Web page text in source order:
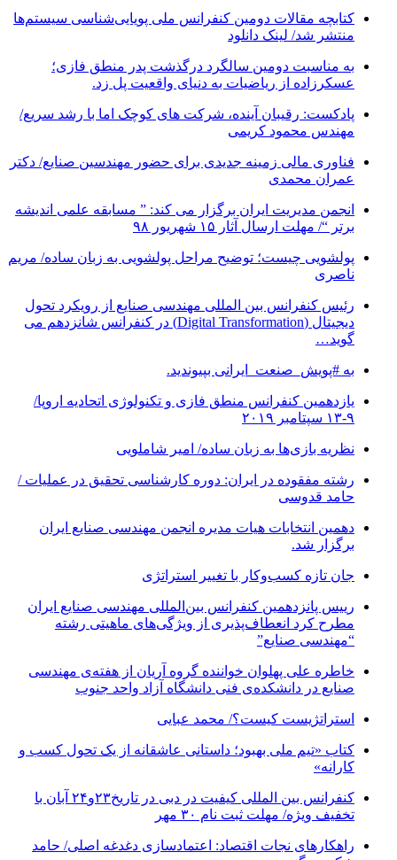
کتابچه مقالات دومین کنفرانس ملی پویایی‌شناسی سیستم‌ها
منتشر شد/ لینک دانلود
به مناسبت دومین سالگرد درگذشت پدر منطق فازی؛
عسکرزاده از ریاضیات به دنیای واقعیت پل زد.
پادکست: رقیبان آینده، شرکت های کوچک اما با رشد سریع/
مهندس محمود کریمی
فناوری مالی زمینه جدیدی برای حضور مهندسین صنایع/ دکتر
عمران محمدی
انجمن مدیریت ایران برگزار می کند: ” مسابقه علمی اندیشه
برتر “/ مهلت ارسال آثار ۱۵ شهریور ۹۸
پولشویی چیست؛ توضیح مراحل پولشویی به زبان ساده/ مریم
ناصری
رئیس کنفرانس بین المللی مهندسی صنایع از رویکرد تحول
دیجیتال (Digital Transformation) در کنفرانس شانزدهم می
گوید…
به #پویش_صنعت_ایرانی بپیوندید.
یازدهمین کنفرانس منطق فازی و تکنولوژی اتحادیه اروپا/
۹-۱۳ سپتامبر ۲۰۱۹
نظریه بازی‌ها به زبان ساده/ امیر شاملویی
رشته مفقوده در ایران: دوره کارشناسی تحقیق در عملیات /
حامد قدوسی
دهمین انتخابات هیات مدیره انجمن مهندسی صنایع ایران
برگزار شد.
جان تازه کسب‌وکار با تغییر استراتژی
رییس پانزدهمین کنفرانس بین‌المللی مهندسی صنایع ایران
مطرح کرد انعطاف‌پذیری از ویژگی‌های ماهیتی رشته
“مهندسی صنایع”
خاطره علی پهلوان خواننده گروه آریان از هفته‌ی مهندسی
صنایع در دانشکده‌ی فنی دانشگاه آزاد واحد جنوب
استراتژیست کیست؟‬/ محمد عبایی
کتاب «تیم ملی بهبود؛ داستانی عاشقانه از یک تحول کسب و
کارانه»
کنفرانس بین المللی کیفیت در دبی در تاریخ۲۳و۲۴ آبان با
تخفیف ویژه/ مهلت ثبت نام ۳۰ مهر
راهکارهای نجات اقتصاد: اعتمادسازی دغدغه اصلی/ حامد